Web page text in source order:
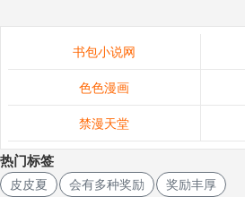
书包小说网
色色漫画
禁漫天堂
热门标签
皮皮夏 会有多种奖励 奖励丰厚